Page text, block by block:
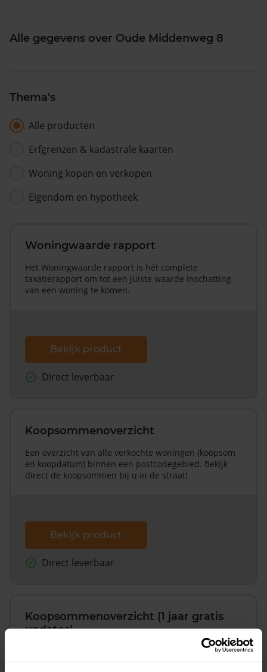
Alle gegevens over Oude Middenweg 8
Thema's
Alle producten
Erfgrenzen & kadastrale kaarten
Woning kopen en verkopen
Eigendom en hypotheek
Woningwaarde rapport
Het Woningwaarde rapport is hét complete
taxatierapport om tot een juiste waarde inschatting
van een woning te komen.
Bekijk product
Direct leverbaar
Koopsommenoverzicht
Een overzicht van alle verkochte woningen (koopsom
en koopdatum) binnen een postcodegebied. Bekijk
direct de koopsommen bij u in de straat!
Bekijk product
Direct leverbaar
Koopsommenoverzicht (1 jaar gratis
updates)